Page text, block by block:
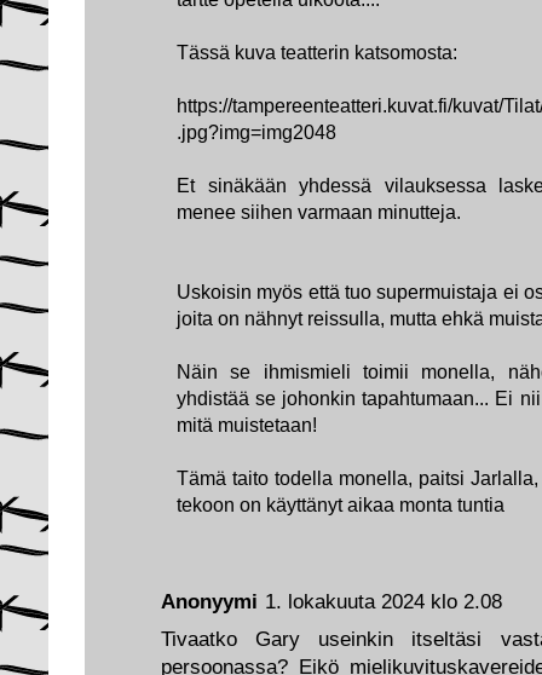
Anonyymi 1. lokakuuta 2024 klo 2.08
Tivaatko Gary useinkin itseltäsi
persoonassa? Eikö
Tässä kuva teatterin katsomosta:
https://tampereenteatteri.kuvat.fi/kuvat/
.jpg?img=img2048
Et sinäkään yhdessä vilauksessa
menee siihen varmaan minutteja.
Uskoisin myös että tuo supermuistaja ei
joita on nähnyt reissulla, mutta ehkä
Näin se ihmismieli toimii monella,
yhdistää se johonkin tapahtumaan... Ei
mitä muistetaan!
Tämä taito todella monella, paitsi
tekoon on käyttänyt aikaa monta tuntia